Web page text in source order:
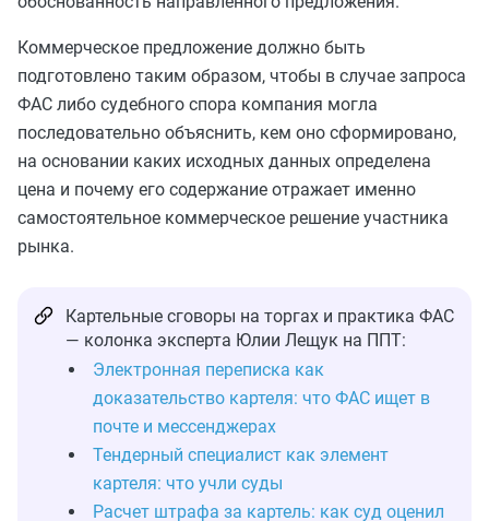
Коммерческое предложение должно быть
подготовлено таким образом, чтобы в случае запроса
ФАС либо судебного спора компания могла
последовательно объяснить, кем оно сформировано,
на основании каких исходных данных определена
цена и почему его содержание отражает именно
самостоятельное коммерческое решение участника
рынка.
Картельные сговоры на торгах и практика ФАС
— колонка эксперта Юлии Лещук на ППТ:
Электронная переписка как
доказательство картеля: что ФАС ищет в
почте и мессенджерах
Тендерный специалист как элемент
картеля: что учли суды
Расчет штрафа за картель: как суд оценил